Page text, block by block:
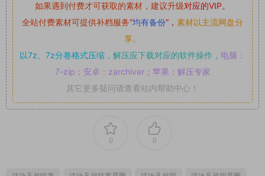
如果遇到付费才可获取的素材，建议升级对应的VIP。
全站付费素材可提供补档服务“均有备份”， 素材以主流网盘分
享。
以7z、7z分卷格式压缩， 解压应下载对应的软件操作， 电脑：
7-zip；安卓：zarchiver；苹果：解压专家
其它更多疑问请查看站内帮助中心！
0 0